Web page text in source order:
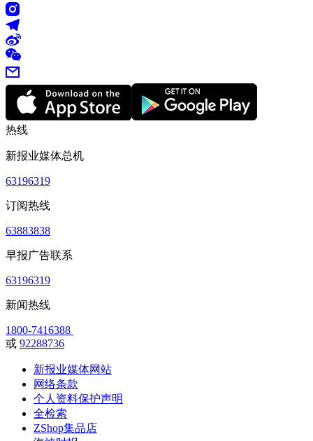
热线
新报业媒体总机
63196319
订阅热线
63883838
早报广告联系
63196319
新闻热线
1800-7416388
或 92288736
新报业媒体网站
网络条款
个人资料保护声明
全检索
ZShop集品店